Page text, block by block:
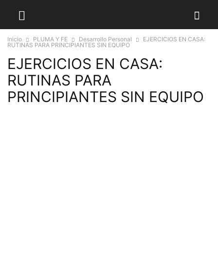
Inicio PLUMA Y FE Desarrollo Personal
EJERCICIOS EN CASA:
RUTINAS PARA PRINCIPIANTES SIN EQUIPO
EJERCICIOS EN CASA:
RUTINAS PARA
PRINCIPIANTES SIN EQUIPO